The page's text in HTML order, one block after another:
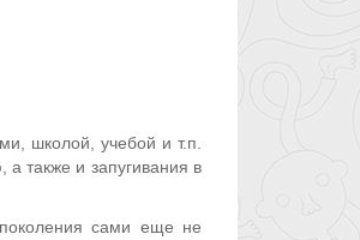
школой, учебой и т.п.
также и запугивания в
сами еще не